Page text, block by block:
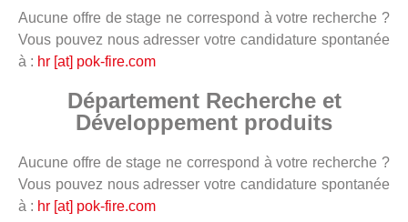
Aucune offre de stage ne correspond à votre recherche ?
Vous pouvez nous adresser votre candidature spontanée
à : hr [at] pok-fire.com
Département Recherche et
Développement produits
Aucune offre de stage ne correspond à votre recherche ?
Vous pouvez nous adresser votre candidature spontanée
à : hr [at] pok-fire.com